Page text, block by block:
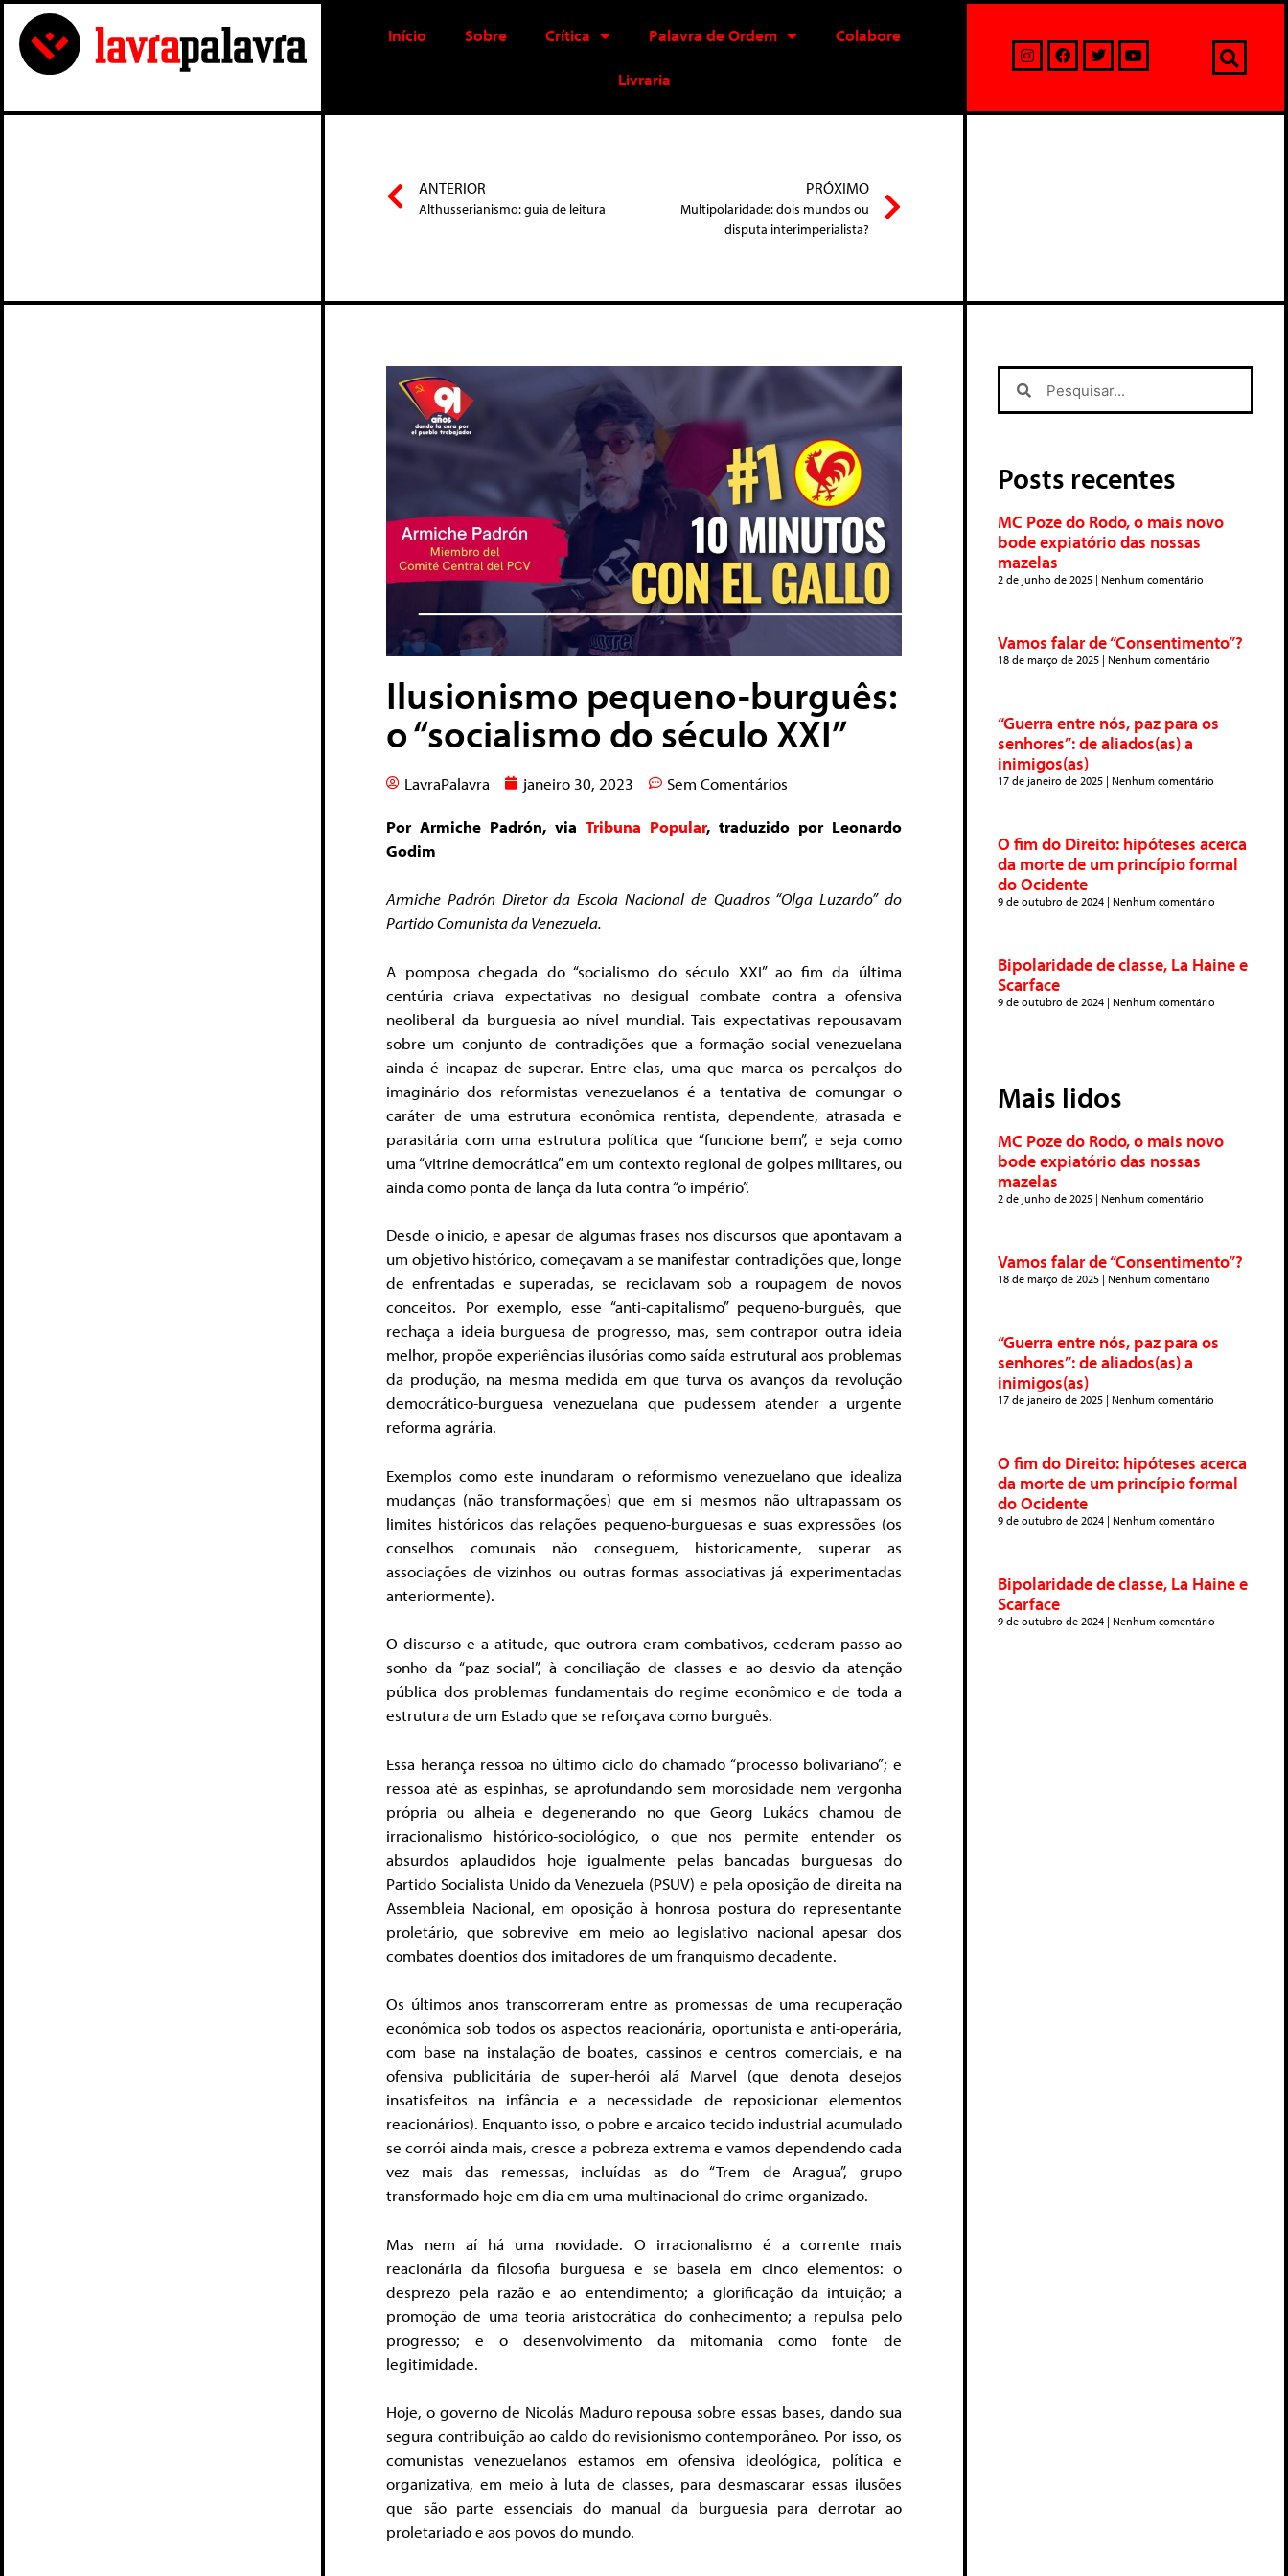
Início Sobre Crítica Palavra de Ordem Colabore
Livraria
ANTERIOR
Althusserianismo: guia de leitura
PRÓXIMO
Multipolaridade: dois mundos ou
disputa interimperialista?
Ilusionismo pequeno-burguês:
o “socialismo do século XXI”
LavraPalavra janeiro 30, 2023 Sem Comentários
Por Armiche Padrón, via Tribuna Popular, traduzido por Leonardo
Godim
Armiche Padrón Diretor da Escola Nacional de Quadros “Olga Luzardo” do
Partido Comunista da Venezuela.
A pomposa chegada do “socialismo do século XXI” ao fim da última
centúria criava expectativas no desigual combate contra a ofensiva
neoliberal da burguesia ao nível mundial. Tais expectativas repousavam
sobre um conjunto de contradições que a formação social venezuelana
ainda é incapaz de superar. Entre elas, uma que marca os percalços do
imaginário dos reformistas venezuelanos é a tentativa de comungar o
caráter de uma estrutura econômica rentista, dependente, atrasada e
parasitária com uma estrutura política que “funcione bem”, e seja como
uma “vitrine democrática” em um contexto regional de golpes militares, ou
ainda como ponta de lança da luta contra “o império”.
Desde o início, e apesar de algumas frases nos discursos que apontavam a
um objetivo histórico, começavam a se manifestar contradições que, longe
de enfrentadas e superadas, se reciclavam sob a roupagem de novos
conceitos. Por exemplo, esse “anti-capitalismo” pequeno-burguês, que
rechaça a ideia burguesa de progresso, mas, sem contrapor outra ideia
melhor, propõe experiências ilusórias como saída estrutural aos problemas
da produção, na mesma medida em que turva os avanços da revolução
democrático-burguesa venezuelana que pudessem atender a urgente
reforma agrária.
Exemplos como este inundaram o reformismo venezuelano que idealiza
mudanças (não transformações) que em si mesmos não ultrapassam os
limites históricos das relações pequeno-burguesas e suas expressões (os
conselhos comunais não conseguem, historicamente, superar as
associações de vizinhos ou outras formas associativas já experimentadas
anteriormente).
O discurso e a atitude, que outrora eram combativos, cederam passo ao
sonho da “paz social”, à conciliação de classes e ao desvio da atenção
pública dos problemas fundamentais do regime econômico e de toda a
estrutura de um Estado que se reforçava como burguês.
Essa herança ressoa no último ciclo do chamado “processo bolivariano”; e
ressoa até as espinhas, se aprofundando sem morosidade nem vergonha
própria ou alheia e degenerando no que Georg Lukács chamou de
irracionalismo histórico-sociológico, o que nos permite entender os
absurdos aplaudidos hoje igualmente pelas bancadas burguesas do
Partido Socialista Unido da Venezuela (PSUV) e pela oposição de direita na
Assembleia Nacional, em oposição à honrosa postura do representante
proletário, que sobrevive em meio ao legislativo nacional apesar dos
combates doentios dos imitadores de um franquismo decadente.
Os últimos anos transcorreram entre as promessas de uma recuperação
econômica sob todos os aspectos reacionária, oportunista e anti-operária,
com base na instalação de boates, cassinos e centros comerciais, e na
ofensiva publicitária de super-herói alá Marvel (que denota desejos
insatisfeitos na infância e a necessidade de reposicionar elementos
reacionários). Enquanto isso, o pobre e arcaico tecido industrial acumulado
se corrói ainda mais, cresce a pobreza extrema e vamos dependendo cada
vez mais das remessas, incluídas as do “Trem de Aragua”, grupo
transformado hoje em dia em uma multinacional do crime organizado.
Mas nem aí há uma novidade. O irracionalismo é a corrente mais
reacionária da filosofia burguesa e se baseia em cinco elementos: o
desprezo pela razão e ao entendimento; a glorificação da intuição; a
promoção de uma teoria aristocrática do conhecimento; a repulsa pelo
progresso; e o desenvolvimento da mitomania como fonte de
legitimidade.
Hoje, o governo de Nicolás Maduro repousa sobre essas bases, dando sua
segura contribuição ao caldo do revisionismo contemporâneo. Por isso, os
comunistas venezuelanos estamos em ofensiva ideológica, política e
organizativa, em meio à luta de classes, para desmascarar essas ilusões
que são parte essenciais do manual da burguesia para derrotar ao
proletariado e aos povos do mundo.
Posts recentes
MC Poze do Rodo, o mais novo
bode expiatório das nossas
mazelas
2 de junho de 2025 Nenhum comentário
Vamos falar de “Consentimento”?
18 de março de 2025 Nenhum comentário
“Guerra entre nós, paz para os
senhores”: de aliados(as) a
inimigos(as)
17 de janeiro de 2025 Nenhum comentário
O fim do Direito: hipóteses acerca
da morte de um princípio formal
do Ocidente
9 de outubro de 2024 Nenhum comentário
Bipolaridade de classe, La Haine e
Scarface
9 de outubro de 2024 Nenhum comentário
Mais lidos
MC Poze do Rodo, o mais novo
bode expiatório das nossas
mazelas
2 de junho de 2025 Nenhum comentário
Vamos falar de “Consentimento”?
18 de março de 2025 Nenhum comentário
“Guerra entre nós, paz para os
senhores”: de aliados(as) a
inimigos(as)
17 de janeiro de 2025 Nenhum comentário
O fim do Direito: hipóteses acerca
da morte de um princípio formal
do Ocidente
9 de outubro de 2024 Nenhum comentário
Bipolaridade de classe, La Haine e
Scarface
9 de outubro de 2024 Nenhum comentário